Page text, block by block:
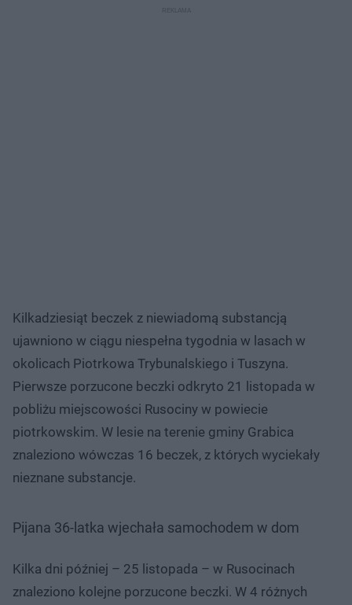
Kilkadziesiąt beczek z niewiadomą substancją
ujawniono w ciągu niespełna tygodnia w lasach w
okolicach Piotrkowa Trybunalskiego i Tuszyna.
Pierwsze porzucone beczki odkryto 21 listopada w
pobliżu miejscowości Rusociny w powiecie
piotrkowskim. W lesie na terenie gminy Grabica
znaleziono wówczas 16 beczek, z których wyciekały
nieznane substancje.
Pijana 36-latka wjechała samochodem w dom
Kilka dni później – 25 listopada – w Rusocinach
znaleziono kolejne porzucone beczki. W 4 różnych